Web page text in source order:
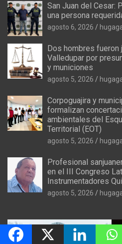
San Juan del Cesar:
una persona
agosto 6, 2026
Dos hombres fueron
Valledupar por
y municiones
agosto 5, 2026
Corpoguajira y
formalizan
ambientales del
Territorial (EOT)
agosto 5, 2026
Profesional
en el III Congreso
Instrumentadores
agosto 5, 2026